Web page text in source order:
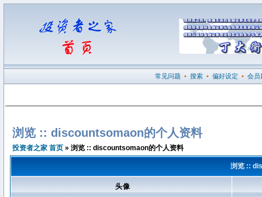
常见问题 • 搜索 • 偏好设定 • 会员
浏览 :: discountsomaon的个人资料
投资者之家 首页 » 浏览 :: discountsomaon的个人资料
浏览 ::
头像